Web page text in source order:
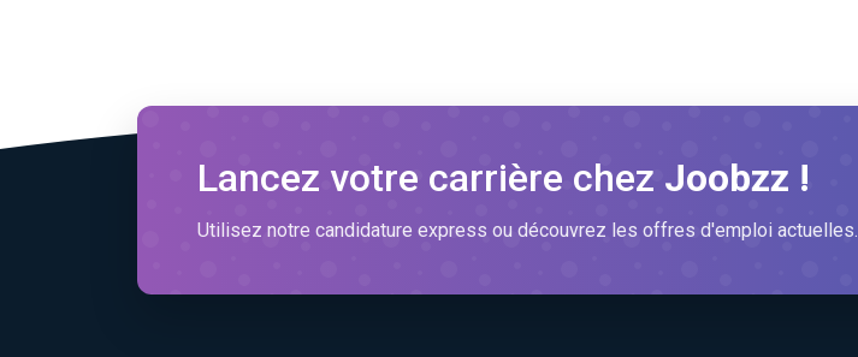
Lancez votre carrière chez Joobzz !
Utilisez notre candidature express ou découvrez les offres d'emploi actuelles.